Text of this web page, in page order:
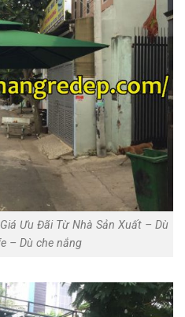
Ưu Đãi Từ Nhà Sản Xuất‎ – Dù
– Dù che nắng